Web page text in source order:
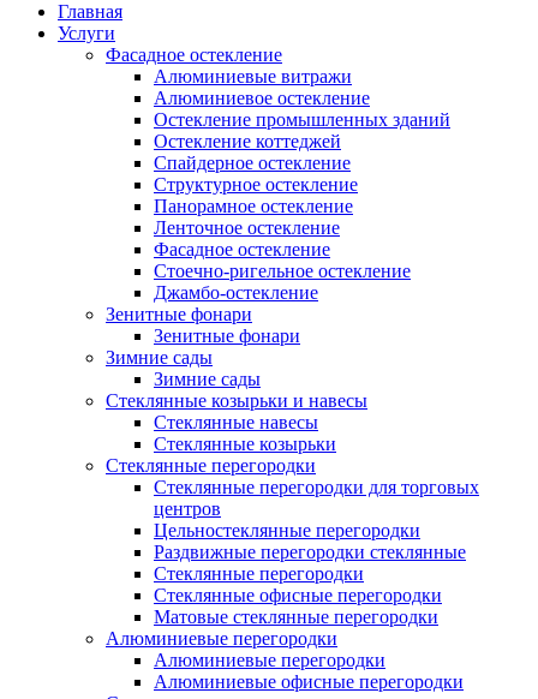
Главная
Услуги
Фасадное остекление
Алюминиевые витражи
Алюминиевое остекление
Остекление промышленных зданий
Остекление коттеджей
Спайдерное остекление
Структурное остекление
Панорамное остекление
Ленточное остекление
Фасадное остекление
Стоечно-ригельное остекление
Джамбо-остекление
Зенитные фонари
Зенитные фонари
Зимние сады
Зимние сады
Стеклянные козырьки и навесы
Стеклянные навесы
Стеклянные козырьки
Стеклянные перегородки
Стеклянные перегородки для торговых
центров
Цельностеклянные перегородки
Раздвижные перегородки стеклянные
Стеклянные перегородки
Стеклянные офисные перегородки
Матовые стеклянные перегородки
Алюминиевые перегородки
Алюминиевые перегородки
Алюминиевые офисные перегородки